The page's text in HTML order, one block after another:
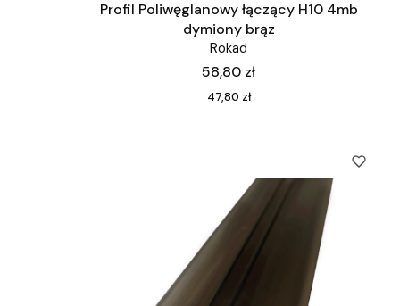
Profil Poliwęglanowy łączący H10 4mb
dymiony brąz
Rokad
Cena
58,80 zł
Cena
47,80 zł